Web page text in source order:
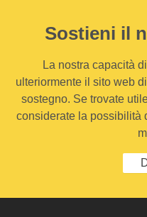
Sostieni il
La nostra capacità
ulteriormente il sito web
sostegno. Se trovate
considerate la possibilità